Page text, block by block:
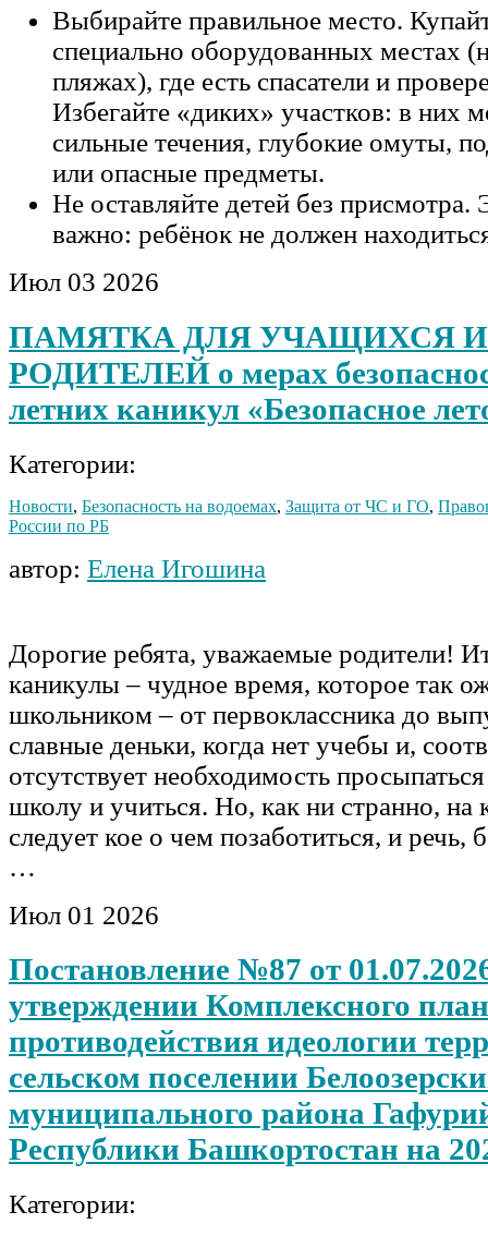
Выбирайте правильное место.
специально оборудованных местах
пляжах), где есть спасатели и
Избегайте «диких» участков: в них
сильные течения, глубокие омуты,
или опасные предметы.
Не оставляйте детей без присмотра.
важно: ребёнок не должен
Июл 03 2026
ПАМЯТКА ДЛЯ УЧАЩИХСЯ И
РОДИТЕЛЕЙ о мерах
летних каникул «Безопасное
Категории:
Новости, Безопасность на водоемах, Защита от ЧС и ГО,
России по РБ
автор: Елена Игошина
Дорогие ребята, уважаемые родители!
каникулы – чудное время, которое так
школьником – от первоклассника до
славные деньки, когда нет учебы и,
отсутствует необходимость
школу и учиться. Но, как ни странно, на
следует кое о чем позаботиться, и речь,
…
Июл 01 2026
Постановление №87 от
утверждении Комплексного
противодействия идеологии
сельском поселении
муниципального района
Республики Башкортостан на
Категории: